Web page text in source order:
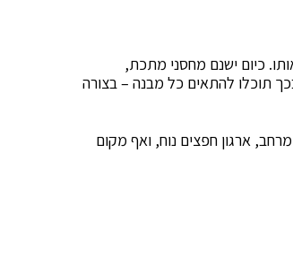
כיום ישנם מחסני מתכת,
תוכלו להתאים כל מבנה – בצורה
ארגון חפצים נוח, ואף מקום